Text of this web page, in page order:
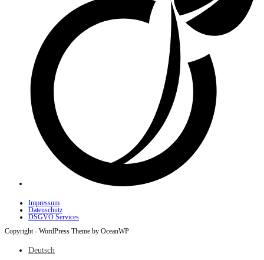
Impressum
Datenschutz
DSGVO Services
Copyright - WordPress Theme by OceanWP
Deutsch